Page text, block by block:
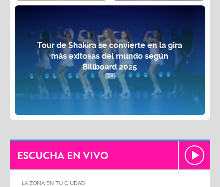
Tour de Shakira se convierte en la gira
más exitosas del mundo según
Billboard 2025
ESCUCHA EN VIVO
LA ZONA EN TU CIUDAD